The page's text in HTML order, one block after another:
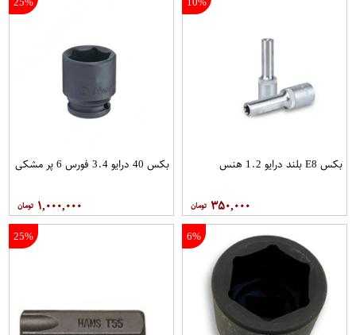
بکس E8 بلند درایو 1.2 هنس
۳۵۰,۰۰۰
بکس 40 درایو 3.4 فورس 6 پر مشکی
۱,۰۰۰,۰۰۰
6%
25%